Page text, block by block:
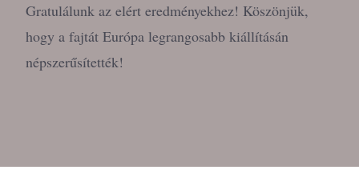
Gratulálunk az elért eredményekhez! Köszönjük,
hogy a fajtát Európa legrangosabb kiállításán
népszerűsítették!